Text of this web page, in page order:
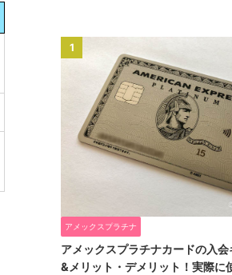
1
アメックスプラチナ
アメックスプラチナカードの入
&メリット・デメリット！実際に